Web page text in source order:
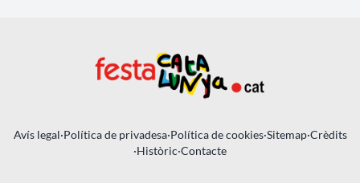
Avís legal·Política de privadesa·Política de cookies·Sitemap·Crèdits
·Històric·Contacte